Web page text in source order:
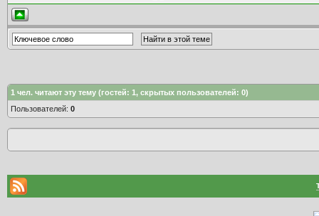
1 чел. читают эту тему (гостей: 1, скрытых пользователей: 0)
Пользователей: 0